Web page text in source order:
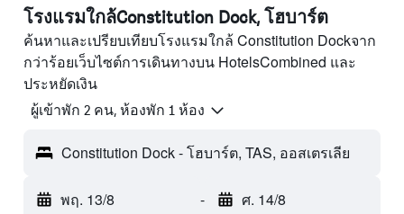
โรงแรมใกล้Constitution Dock, โฮบาร์ต
ค้นหาและเปรียบเทียบโรงแรมใกล้ Constitution Dockจาก
กว่าร้อยเว็บไซต์การเดินทางบน HotelsCombined และ
ประหยัดเงิน
ผู้เข้าพัก 2 คน, ห้องพัก 1 ห้อง
Constitution Dock - โฮบาร์ต, TAS, ออสเตรเลีย
พฤ. 13/8 - ศ. 14/8